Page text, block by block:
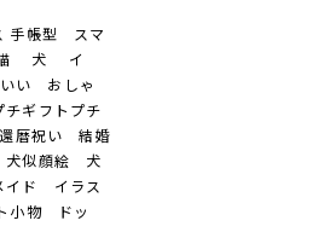
手帳型 スマ
猫 犬 イ
い おしゃ
ギフトプチ
暦祝い 結婚
似顔絵 犬
イド イラス
小物 ドッ